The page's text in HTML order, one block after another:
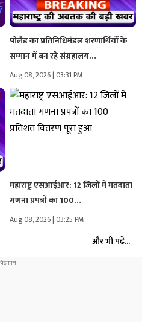
पोलैंड का प्रतिनिधिमंडल शरणार्थियों के
सम्मान में बन रहे संग्रहालय…
Aug 08, 2026 | 03:31 PM
महाराष्ट्र एसआईआर: 12 जिलों में मतदाता
गणना प्रपत्रों का 100…
Aug 08, 2026 | 03:25 PM
और भी पढ़ें...